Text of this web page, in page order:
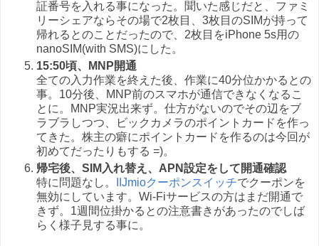
証番号を入れる事になった。聞いた感じだと、ファミ
リーシェアならその場で2枚目、3枚目のSIMが持って
帰れるとのことだったので、2枚目をiPhone 5s用の
nanoSIM(with SMS)にした。
15:50頃、MNP開通
全ての入力作業を終えた後、作業に40分位かかるとの
事。10分後、MNP前のスマホが通信できなくなるこ
とに。MNP実況出来ず。仕方がないのでその辺をブ
ラブラしつつ、ビックカメラのポイントカードを作っ
てきた。株主の癖にポイントカードを作るのは今回が
初めてだったりもする =)。
帰宅後、SIM入れ替え、APN設定をして開通確認
特に問題なし。
IIJmioクーポンスイッチでクーポンを
無効にしています。Wi-Fiサービスの方はまだ開通で
きず。1週間位掛かるとの注意書きがあったのでしば
らく様子見する事に。